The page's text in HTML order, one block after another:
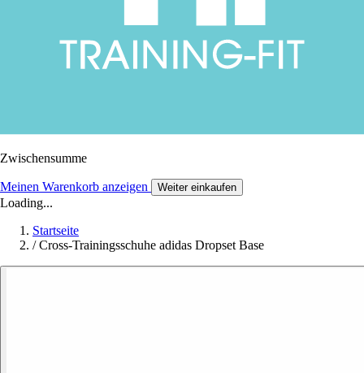
Zwischensumme
Meinen Warenkorb anzeigen Weiter einkaufen
Loading...
Startseite
/ Cross-Trainingsschuhe adidas Dropset Base